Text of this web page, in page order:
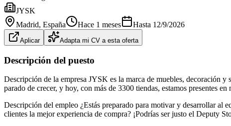
JYSK
Madrid, España Hace 1 meses Hasta 12/9/2026
Aplicar Adapta mi CV a esta oferta
Descripción del puesto
Descripción de la empresa JYSK es la marca de muebles, decoración
parado de crecer, y hoy, con más de 3300 tiendas, estamos presentes
Descripción del empleo ¿Estás preparado para motivar y desarrollar al
clientes la mejor experiencia de compra? ¡Podrías ser justo el Deputy